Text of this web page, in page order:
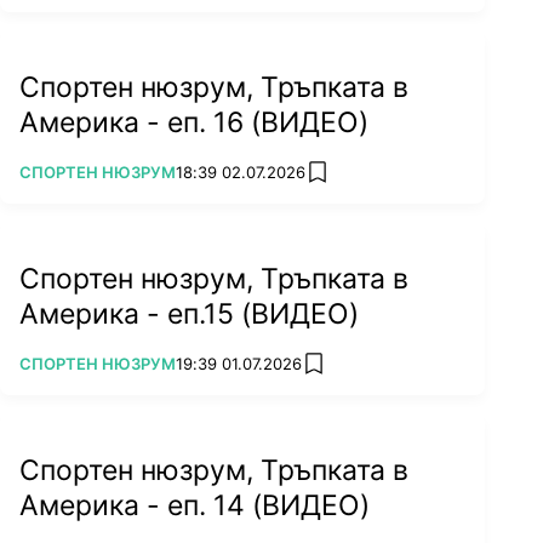
Спортен нюзрум, Тръпката в
Америка - еп. 16 (ВИДЕО)
ПОВЕЧЕ ОТ
СПОРТЕН НЮЗРУМ18:39 02.07.2026 add favorites
Спортен нюзрум, Тръпката в
Америка - еп.15 (ВИДЕО)
ПОВЕЧЕ ОТ
СПОРТЕН НЮЗРУМ19:39 01.07.2026 add favorites
Спортен нюзрум, Тръпката в
Америка - еп. 14 (ВИДЕО)